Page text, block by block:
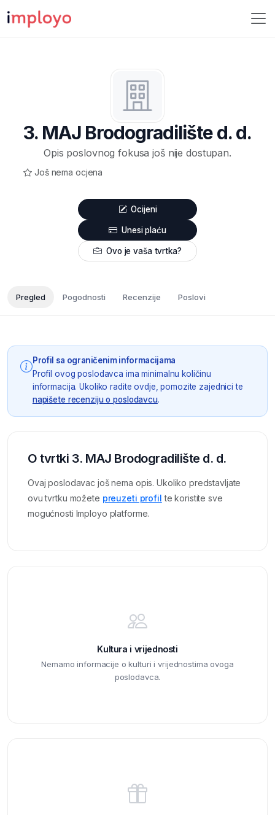
3. MAJ Brodogradilište d. d.
Opis poslovnog fokusa još nije dostupan.
Još nema ocjena
Ocijeni
Unesi plaću
Ovo je vaša tvrtka?
Pregled Pogodnosti Recenzije Poslovi
Profil sa ograničenim informacijama
Profil ovog poslodavca ima minimalnu količinu
informacija. Ukoliko radite ovdje, pomozite zajednici te
napišete recenziju o poslodavcu.
O tvrtki 3. MAJ Brodogradilište d. d.
Ovaj poslodavac još nema opis. Ukoliko predstavljate
ovu tvrtku možete preuzeti profil te koristite sve
mogućnosti Imployo platforme.
Kultura i vrijednosti
Nemamo informacije o kulturi i vrijednostima ovoga
poslodavca.